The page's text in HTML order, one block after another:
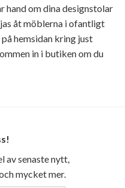
hand om dina designstolar
åt möblerna i ofantligt
hemsidan kring just
in i butiken om du
av senaste nytt,
mycket mer.